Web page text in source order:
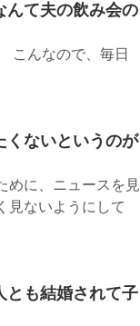
んて夫の飲み会の
こんなので、毎日
くないというのが
めに、ニュースを見
見ないようにして
とも結婚されて子